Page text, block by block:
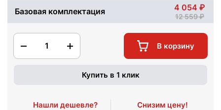
Базовая комплектация 4 054
12 559
1 В корзину
Купить в 1 клик
Нашли дешевле? Снизим цену!